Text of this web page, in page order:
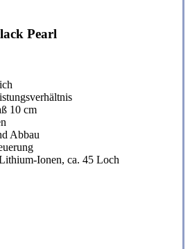
Pearl
10 cm
Abbau
Ionen, ca. 45 Loch